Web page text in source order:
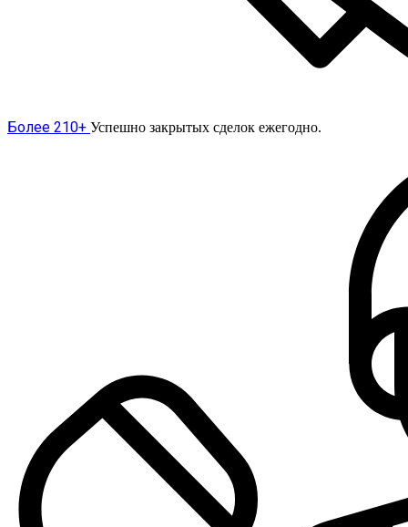
Более 210+ Успешно закрытых сделок ежегодно.